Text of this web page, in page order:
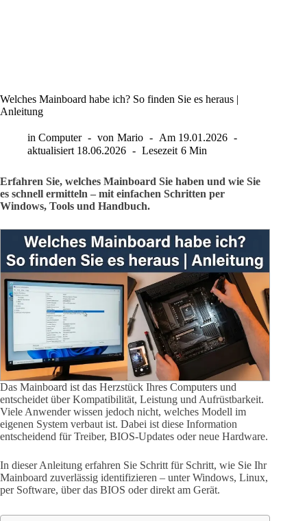
Welches Mainboard habe ich? So finden Sie es heraus |
Anleitung
in Computer von Mario Am 19.01.2026
aktualisiert 18.06.2026 Lesezeit 6 Min
Erfahren Sie, welches Mainboard Sie haben und wie Sie
es schnell ermitteln – mit einfachen Schritten per
Windows, Tools und Handbuch.
Das Mainboard ist das Herzstück Ihres Computers und
entscheidet über Kompatibilität, Leistung und Aufrüstbarkeit.
Viele Anwender wissen jedoch nicht, welches Modell im
eigenen System verbaut ist. Dabei ist diese Information
entscheidend für Treiber, BIOS-Updates oder neue Hardware.
In dieser Anleitung erfahren Sie Schritt für Schritt, wie Sie Ihr
Mainboard zuverlässig identifizieren – unter Windows, Linux,
per Software, über das BIOS oder direkt am Gerät.